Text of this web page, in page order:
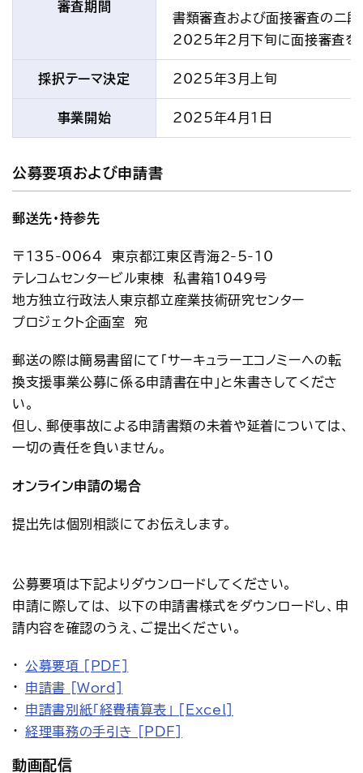
審査期間
書類審査および面接審査の二段
2025年2月下旬に面接審査を
採択テーマ決定 2025年3月上旬
事業開始 2025年4月1日
公募要項および申請書
郵送先・持参先
〒135-0064　東京都江東区青海2-5-10
テレコムセンタービル東棟　私書箱1049号
地方独立行政法人東京都立産業技術研究センター
プロジェクト企画室　宛
郵送の際は簡易書留にて「サーキュラーエコノミーへの転
換支援事業公募に係る申請書在中」と朱書きしてくださ
い。
但し、郵便事故による申請書類の未着や延着については、
一切の責任を負いません。
オンライン申請の場合
提出先は個別相談にてお伝えします。
公募要項は下記よりダウンロードしてください。
申請に際しては、 以下の申請書様式をダウンロードし、申
請内容を確認のうえ、ご提出ください。
公募要項 [PDF]
申請書 [Word]
申請書別紙「経費積算表」 [Excel]
経理事務の手引き [PDF]
動画配信